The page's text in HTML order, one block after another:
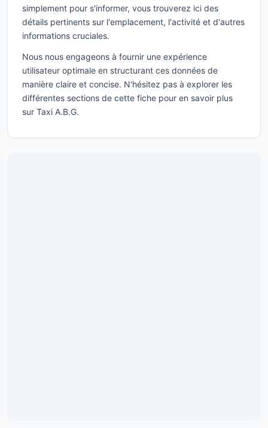
simplement pour s'informer, vous trouverez ici des
détails pertinents sur l'emplacement, l'activité et d'autres
informations cruciales.
Nous nous engageons à fournir une expérience
utilisateur optimale en structurant ces données de
manière claire et concise. N'hésitez pas à explorer les
différentes sections de cette fiche pour en savoir plus
sur Taxi A.B.G.